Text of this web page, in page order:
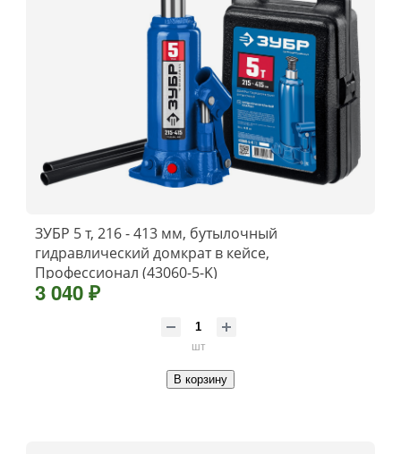
ЗУБР 5 т, 216 - 413 мм, бутылочный
гидравлический домкрат в кейсе,
Профессионал (43060-5-K)
3 040 ₽
шт
В корзину